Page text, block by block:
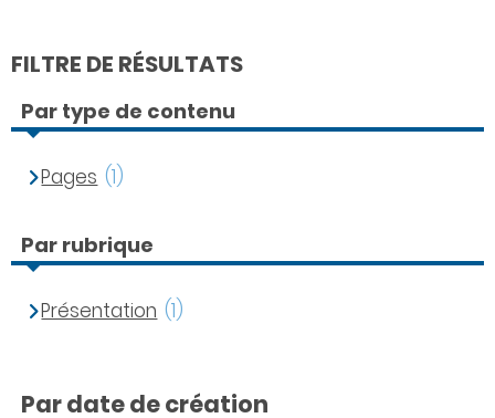
FILTRE DE RÉSULTATS
Par type de contenu
Pages (1)
Par rubrique
Présentation (1)
Par date de création